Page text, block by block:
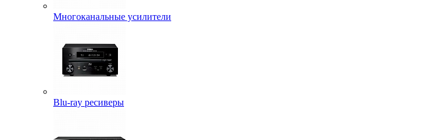
Многоканальные усилители
Blu-ray ресиверы